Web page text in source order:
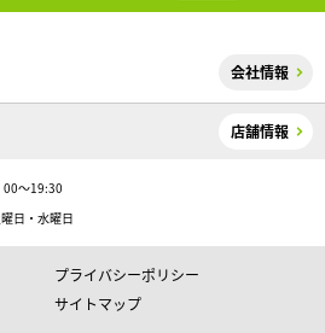
会社情報
店舗情報
～19:30
日・水曜日
プライバシーポリシー
サイトマップ